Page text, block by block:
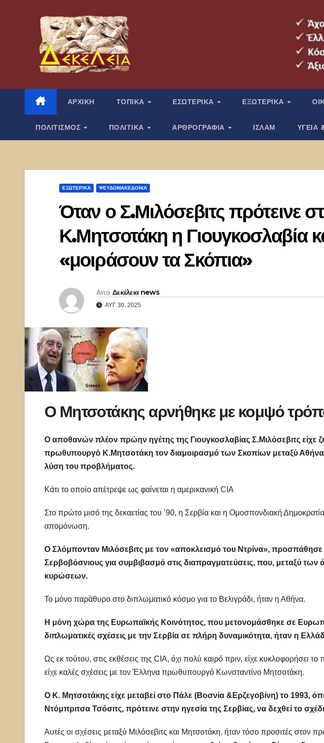
περιεχόμενο
ΑΡΧΙΚΗ ΤΟΠΙΚΑ ΕΣΩΤΕΡΙΚΑ ΕΞΩΤΕΡΙΚΑ
ΠΟΛΙΤΙΣΜΟΣ ΠΟΛΙΤΙΚΑ ΑΡΘΡΟΓΡΑΦΙΑ ΙΣΛΑΜ ΥΓΕΙΑ
ΕΞΩΤΕΡΙΚΑ ΨΕΥΔΟΜΑΚΕΔΟΝΊΑ
Όταν ο Σ.Μιλόσεβιτς πρότεινε
Κ.Μητσοτάκη η Γιουγκοσλαβία
«μοιράσουν τα Σκόπια»
Από Δεκέλεια news
ΑΥΓ 30, 2025
Ο Μητσοτάκης αρνήθηκε με κομψό
Ο αποθανών πλέον πρώην ηγέτης της Γιουγκοσλαβίας Σ.Μιλόσεβιτς είχε
πρωθυπουργό Κ.Μητσοτάκη τον διαμοιρασμό των Σκοπίων μεταξύ Αθήνας
λύση του προβλήματος.
Κάτι το οποίο απέτρεψε ως φαίνεται η αμερικανική CIA
Στο πρώτο μισό της δεκαετίας του ’90, η Σερβία και η Ομοσπονδιακή
απομόνωση.
Ο Σλόμπονταν Μιλόσεβιτς με τον «αποκλεισμό του Ντρίνα», προσπάθησε
Σερβοβόσνιους για συμβιβασμό στις διαπραγματεύσεις, που, μεταξύ
κυρώσεων.
Το μόνο παράθυρο στο διπλωματικό κόσμο για το Βελιγράδι, ήταν η Αθήνα.
Η μόνη χώρα της Ευρωπαϊκής Κοινότητος, που μετονομάσθηκε σε
διπλωματικές σχέσεις με την Σερβία σε πλήρη δυναμικότητα, ήταν η
Ως εκ τούτου, στις εκθέσεις της CIA, όχι πολύ καιρό πριν, είχε κυκλοφορήσει
είχε καλές σχέσεις με τον Έλληνα πρωθυπουργό Κωνσταντίνο Μητσοτάκη.
Ο Κ. Μητσοτάκης είχε μεταβεί στο Πάλε (Βοσνία &Ερζεγοβίνη) το 1993,
Ντόμπριτσα Τσόσιτς, πρότεινε στην ηγεσία της Σερβίας, να δεχθεί το
Αυτές οι σχέσεις μεταξύ Μιλόσεβιτς και Μητσοτάκη, ήταν τόσο προσιτές στον